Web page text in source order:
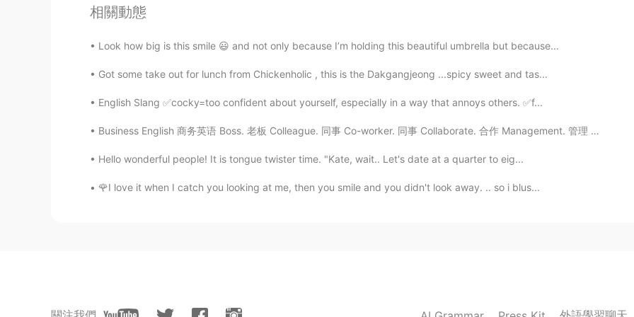
日本人は凄いことにして、いっぱい褒めてくれます。
たとえ1つの単語だけでも、学習者が新しいことを 使ってみるたびに褒めてくれて、
1つの単語だけでも、学んでいる人が新たに使ってみるたびに褒めてくれて、
その柔らかい励みが重なって、やる気が揺れず、
その励みが重なって、やる気が
ず、
勉強が進めていきます。
今でも、 いつも お世辞でも感謝
相關動態
Look how big is this smile 😃 and not only because I’m holding this beautiful umbrella but because...
Got some take out for lunch from Chickenholic , this is the Dakgangjeong ...spicy sweet and tas...
English Slang ✅cocky=too confident about yourself, especially in a way that annoys others. ✅f...
Business English 商务英语 Boss. 老板 Colleague. 同事 Co-worker. 同事 Collaborate. 合作 Management. 管理 Manag...
Hello wonderful people! It is tongue twister time. "Kate, wait.. Let's date at a quarter to eig...
🌹I love it when I catch you looking at me, then you smile and you didn't look away. .. so i blus...